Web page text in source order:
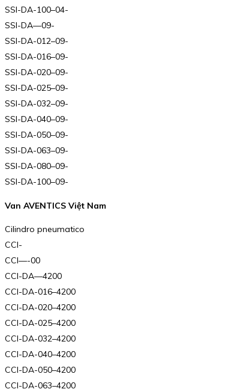
SSI-DA-100–04-
SSI-DA—09-
SSI-DA-012–09-
SSI-DA-016–09-
SSI-DA-020–09-
SSI-DA-025–09-
SSI-DA-032–09-
SSI-DA-040–09-
SSI-DA-050–09-
SSI-DA-063–09-
SSI-DA-080–09-
SSI-DA-100–09-
Van AVENTICS Việt Nam
Cilindro pneumatico
CCI-
CCI—-00
CCI-DA—4200
CCI-DA-016–4200
CCI-DA-020–4200
CCI-DA-025–4200
CCI-DA-032–4200
CCI-DA-040–4200
CCI-DA-050–4200
CCI-DA-063–4200